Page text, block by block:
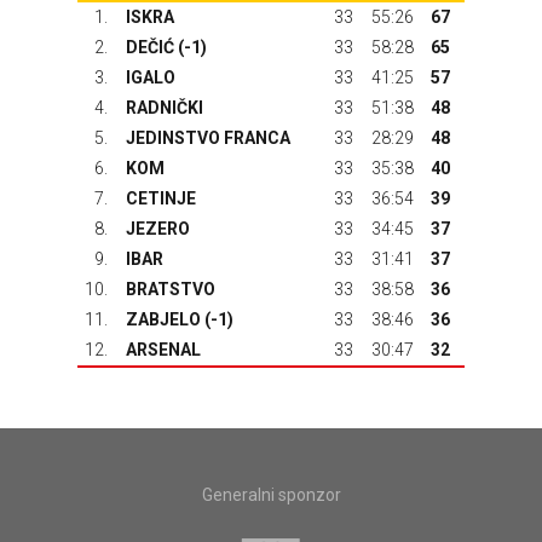
1. ISKRA 33 55:26
67
2.
DEČIĆ (-1) 33 58:28
65
3.
IGALO 33 41:25
57
4.
RADNIČKI 33 51:38
48
5.
JEDINSTVO FRANCA 33 28:29
48
6.
KOM 33 35:38
40
7.
CETINJE 33 36:54
39
8.
JEZERO 33 34:45
37
9.
IBAR 33 31:41
37
10.
BRATSTVO 33 38:58
36
11.
ZABJELO (-1) 33 38:46
36
12.
ARSENAL 33 30:47 32
Generalni sponzor